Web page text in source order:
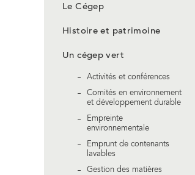
Le Cégep
Histoire et patrimoine
Un cégep vert
Activités et conférences
Comités en environnement
et développement durable
Empreinte
environnementale
Emprunt de contenants
lavables
Gestion des matières